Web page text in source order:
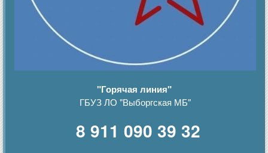
"Горячая линия"
ГБУЗ ЛО "Выборгская МБ"
8 911 090 39 32